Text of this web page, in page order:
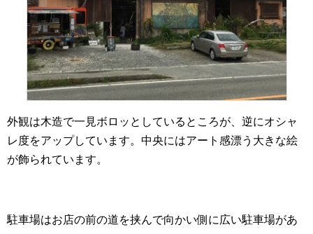
外観は木造で一見ボロッとしているところが、逆にオシャ
レ度をアップしています。中央にはアート感漂う大きな絵
が飾られています。
駐車場はお店の前の道を挟んで向かい側に広い駐車場があ